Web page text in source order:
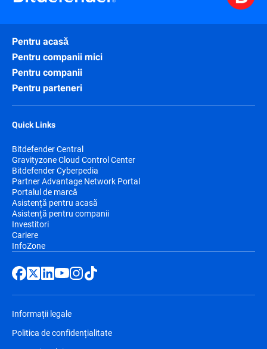
Pentru acasă
Pentru companii mici
Pentru companii
Pentru parteneri
Quick Links
Bitdefender Central
Gravityzone Cloud Control Center
Bitdefender Cyberpedia
Partner Advantage Network Portal
Portalul de marcă
Asistență pentru acasă
Asistență pentru companii
Investitori
Cariere
InfoZone
Informații legale
Politica de confidențialitate